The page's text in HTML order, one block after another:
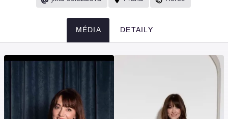
MÉDIA DETAILY
Média